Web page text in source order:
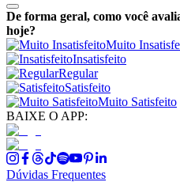
De forma geral, como você
hoje?
Muito
Insatisfeito
Regular
Satisfeito
Muito Satisfeito
BAIXE O APP:
Dúvidas Frequentes